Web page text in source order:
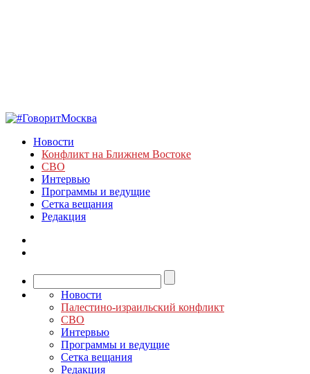
Новости
Конфликт на Ближнем Востоке
СВО
Интервью
Программы и ведущие
Сетка вещания
Редакция
Новости
Палестино-израильский конфликт
СВО
Интервью
Программы и ведущие
Сетка вещания
Редакция